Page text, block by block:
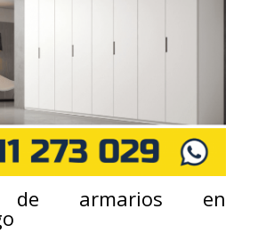
de armarios en